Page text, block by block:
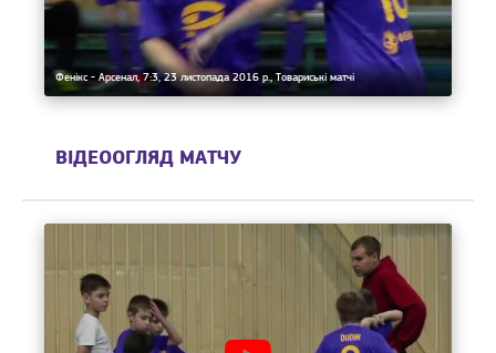
Фенікс - Арсенал, 7:3, 23 листопада 2016 р., Товариські матчі
ВІДЕООГЛЯД МАТЧУ